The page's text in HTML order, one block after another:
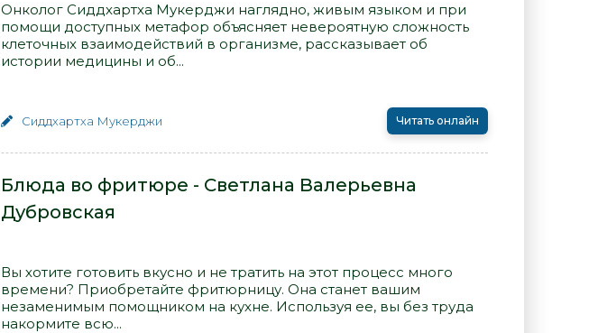
Онколог Сиддхартха Мукерджи наглядно, живым языком и при
помощи доступных метафор объясняет невероятную сложность
клеточных взаимодействий в организме, рассказывает об
истории медицины и об...
Сиддхартха Мукерджи Читать онлайн
Блюда во фритюре - Светлана Валерьевна
Дубровская
Вы хотите готовить вкусно и не тратить на этот процесс много
времени? Приобретайте фритюрницу. Она станет вашим
незаменимым помощником на кухне. Используя ее, вы без труда
накормите всю...